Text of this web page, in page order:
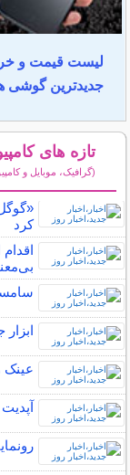
لیست قیمت و
جدیدترین گوشی
تازه های
(گرافیک، موبایل و
کرد